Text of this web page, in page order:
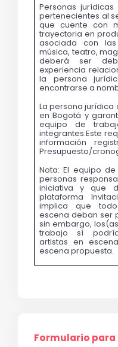
Personas
pertenecientes al
que cuente con
trayectoria en
asociada con
música, teatro,
deberá ser
experiencia
la persona
encontrarse a
La persona
en Bogotá y
equipo de
integrantes.Este
información
Presupuesto/
Nota: El equipo
personas
iniciativa y que
plataforma
implica que
escena deban ser
sin embargo,
trabajo sí
artistas en
escena propuesta.
Formulario